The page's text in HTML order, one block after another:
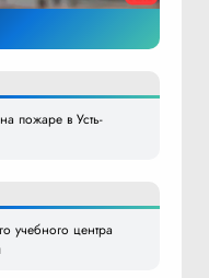
пожаре в Усть-
учебного центра